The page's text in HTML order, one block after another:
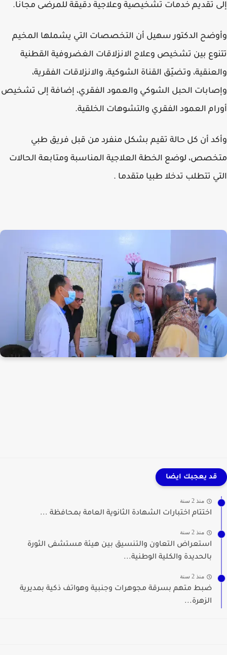
تقديم خدمات تشخيصية وعلاجية دقيقة للمرضى مجانا.
الدكتور سهيل أن التخصصات التي يشملها المخيم
بين تشخيص وعلاج الانزلاقات الغضروفية القطنية
وتضيّق القناة الشوكية، والانزلاقات الفقرية،
الحبل الشوكي والعمود الفقري، إضافة إلى تشخيص
العمود الفقري والتشوهات الخلقية.
أن كل حالة تقيم بشكل منفرد من قبل فريق طبي
لوضع الخطة العلاجية المناسبة ومتابعة الحالات
تتطلب تدخلا طبيا متقدما .
قد يعجبك ايضا
منذ 2 سنة
اختتام اختبارات الشهادة الثانوية العامة بمحافظة ...
منذ 2 سنة
استعراض التعاون والتنسيق بين هيئة مستشفى الثورة
بالحديدة والكلية الوطنية...
منذ 2 سنة
ضبط متهم بسرقة مجوهرات وجنبية وهواتف ذكية بمديرية
الزهرة...